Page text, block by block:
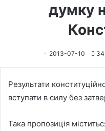
думку
2013-07-10
Результати
вступати в силу без
Така пропозиція